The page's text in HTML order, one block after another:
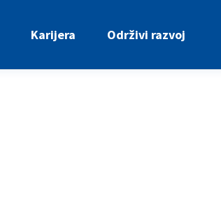
Karijera Održivi razvoj